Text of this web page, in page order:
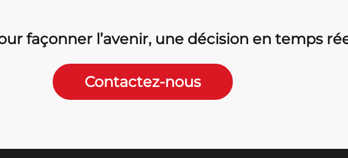
façonner l’avenir, une décision en temps
Contactez-nous